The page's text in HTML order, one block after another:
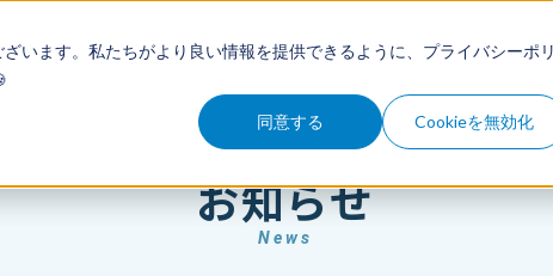
います。私たちがより良い情報を提供できるように、 プライバシーポ
同意する Cookieを無効化
例 セミナー コラム お知らせ
お知らせ
News